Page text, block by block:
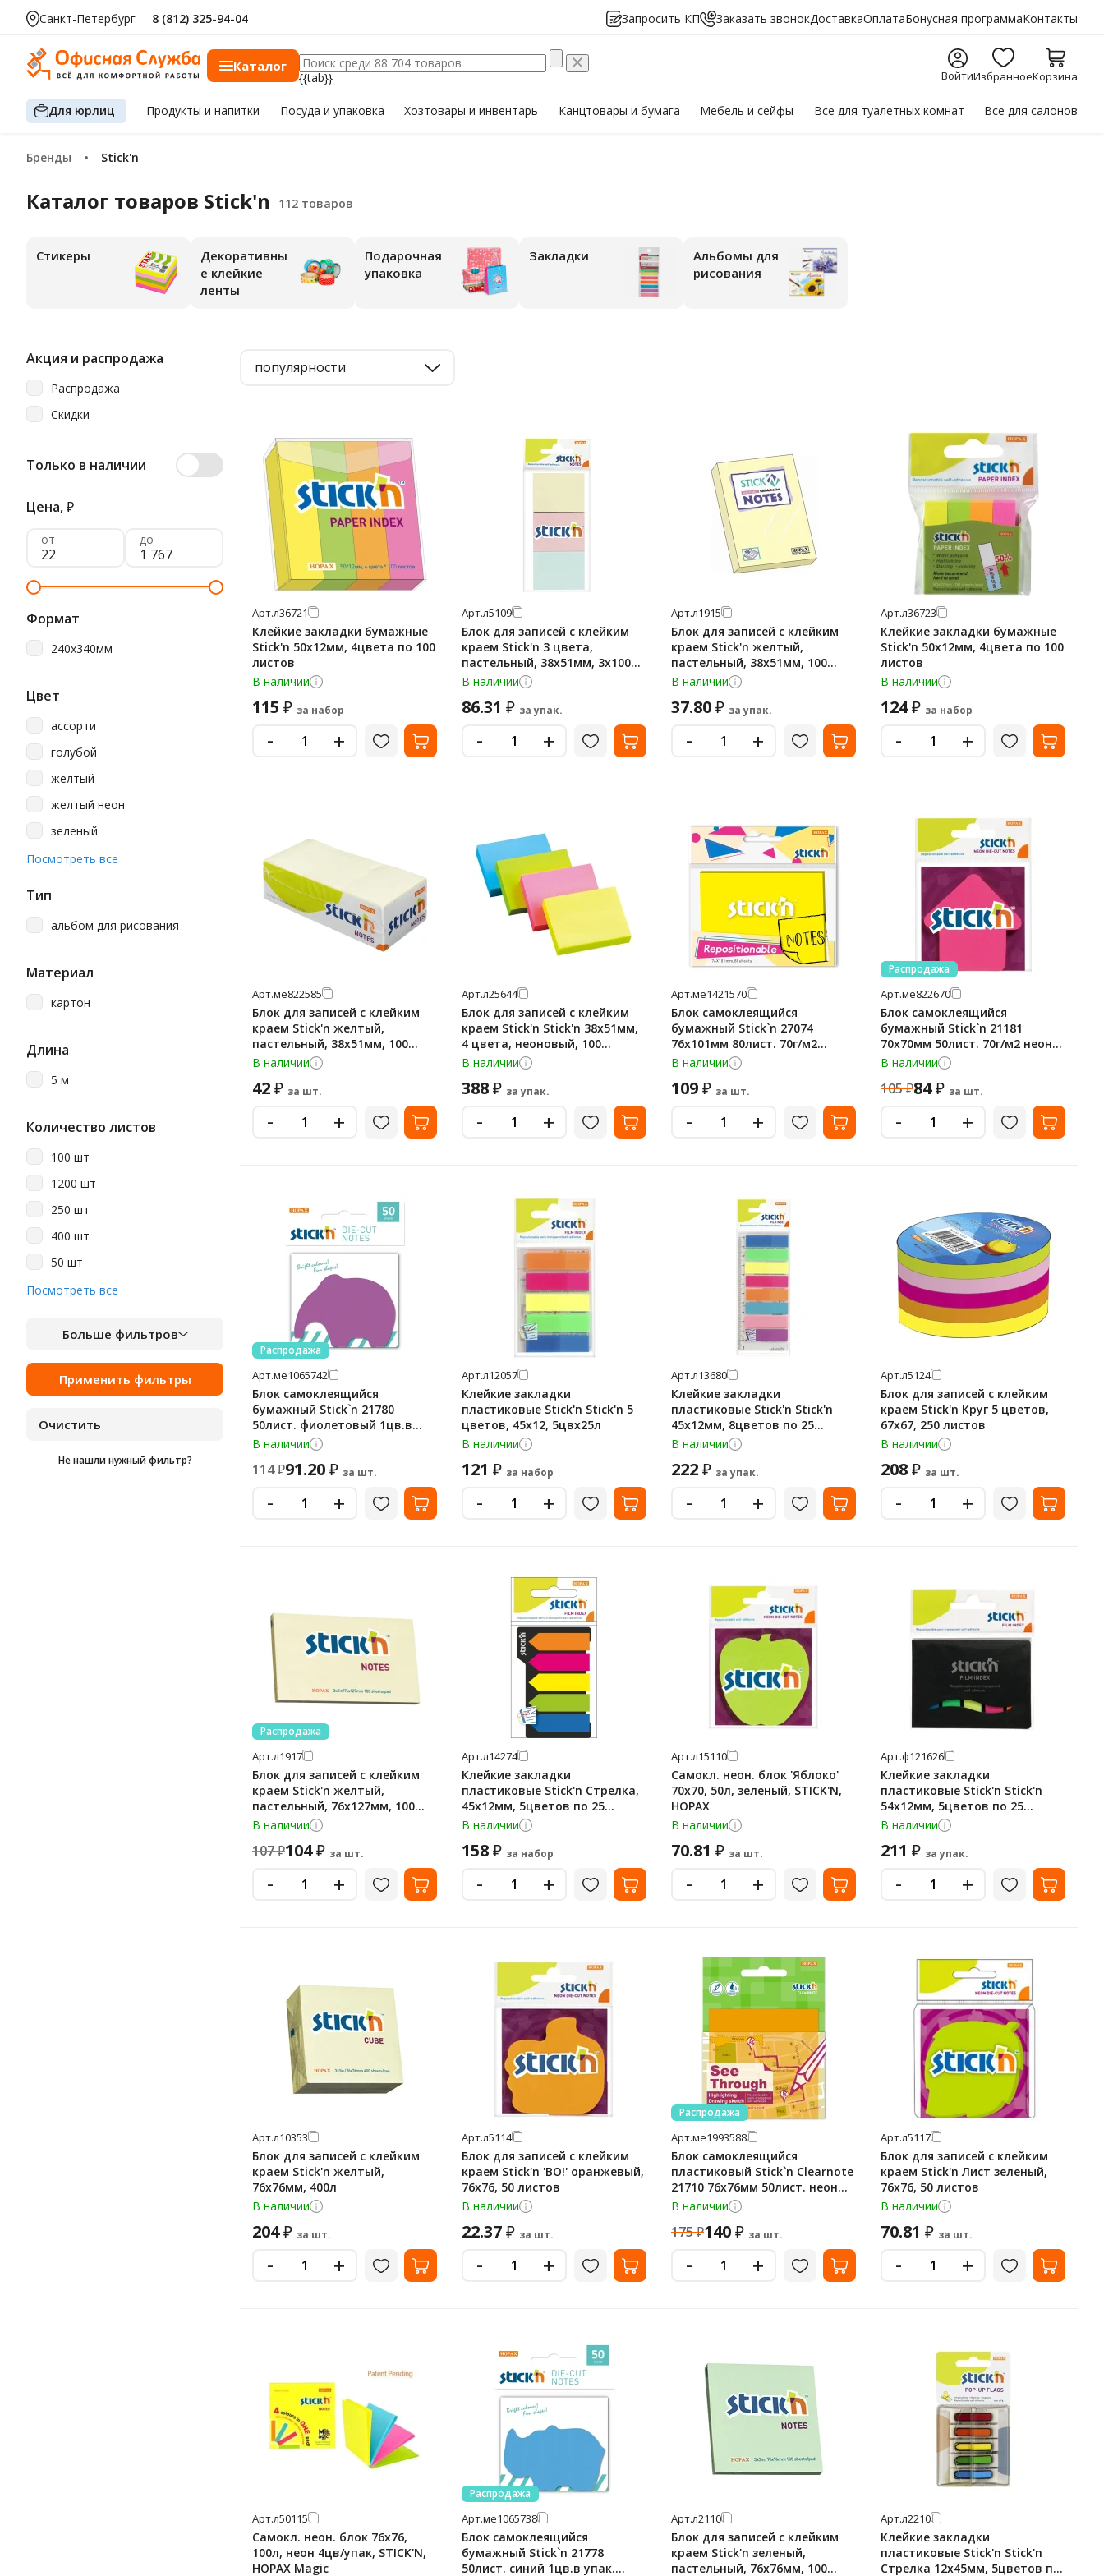
Санкт-Петербург 8 (812) 325-94-04 Запросить КП Заказать звонокДоставкаОплатаБонусная программаКонтакты
Каталог
{{tab}} ВойтиИзбранноеКорзина
Для юрлиц Продуктыи напитки Посуда и упаковка Хозтоварыи инвентарь Канцтовары и бумага Мебельи сейфы Все для туалетных комнат Все для салонов
Бренды Stick'n
Каталог товаров Stick'n
Стикеры
Декоративны
е клейкие
ленты
Подарочная
упаковка
Закладки
Альбомы для
рисования
Акция и распродажа
Распродажа
Скидки
Только в наличии
Цена,₽
от до
Формат
240х340мм
Цвет
ассорти
голубой
желтый
желтый неон
зеленый
малиновый
фиолетовый
Посмотреть все
Тип
альбом для рисования
Материал
картон
Длина
5 м
Количество листов
100 шт
1200 шт
250 шт
400 шт
50 шт
525 шт
Посмотреть все
Больше фильтров
Не нашли нужный фильтр?
популярности
Арт.л36721
Клейкие закладки бумажные
Stick'n 50х12мм, 4цвета по 100
листов
В наличии
115 ₽ за набор
- +
Арт.л5109
Блок для записей с клейким
краем Stick'n 3 цвета,
пастельный, 38x51мм, 3х100
листов
В наличии
86.31 ₽ за упак.
- +
Арт.л1915
Блок для записей с клейким
краем Stick'n желтый,
пастельный, 38x51мм, 100
листов
В наличии
37.80₽ за упак.
- +
Арт.л36723
Клейкие закладки бумажные
Stick'n 50х12мм, 4цвета по 100
листов
В наличии
124₽ за набор
- +
Арт.ме822585
Блок для записей с клейким
краем Stick'n желтый,
пастельный, 38x51мм, 100
листов
В наличии
42₽ за шт.
- +
Арт.л25644
Блок для записей с клейким
краем Stick'n Stick'n 38х51мм,
4 цвета, неоновый, 100
листов, 12 шт/уп
В наличии
388₽ за упак.
- +
Арт.ме1421570
Блок самоклеящийся
бумажный Stick`n 27074
76x101мм 80лист. 70г/м2
желтый неон 1цв.в упак.
В наличии
109₽ за шт.
- +
Распродажа
Арт.ме822670
Блок самоклеящийся
бумажный Stick`n 21181
70x70мм 50лист. 70г/м2 неон
малиновый вырубной
'стрелка' е
В наличии
105₽84₽ за шт.
- +
Распродажа
Арт.ме1065742
Блок самоклеящийся
бумажный Stick`n 21780
50лист. фиолетовый 1цв.в
упак. 'слон'
В наличии
114₽91.20₽ за шт.
- +
Арт.л12057
Клейкие закладки
пластиковые Stick'n Stick'n 5
цветов, 45х12, 5цвх25л
В наличии
121 ₽ за набор
- +
Арт.л13680
Клейкие закладки
пластиковые Stick'n Stick'n
45х12мм, 8цветов по 25
листов
В наличии
222₽ за упак.
- +
Арт.л5124
Блок для записей с клейким
краем Stick'n Круг 5 цветов,
67х67, 250 листов
В наличии
208₽ за шт.
- +
Распродажа
Арт.л1917
Блок для записей с клейким
краем Stick'n желтый,
пастельный, 76x127мм, 100
листов
В наличии
107₽104₽ за шт.
- +
Арт.л14274
Клейкие закладки
пластиковые Stick'n Стрелка,
45х12мм, 5цветов по 25
листов, неоновые
В наличии
158₽ за набор
- +
Арт.л15110
Самокл. неон. блок 'Яблоко'
70х70, 50л, зеленый, STICK'N,
HOPAX
В наличии
70.81 ₽ за шт.
- +
Арт.ф121626
Клейкие закладки
пластиковые Stick'n Stick'n
54х12мм, 5цветов по 25
листов
В наличии
211 ₽ за упак.
- +
Арт.л10353
Блок для записей с клейким
краем Stick'n желтый,
76х76мм, 400л
В наличии
204₽ за шт.
- +
Арт.л5114
Блок для записей с клейким
краем Stick'n 'ВО!' оранжевый,
76х76, 50 листов
В наличии
22.37₽ за шт.
- +
Распродажа
Арт.ме1993588
Блок самоклеящийся
пластиковый Stick`n Clearnote
21710 76x76мм 50лист. неон
оранжевый прозрачный
В наличии
175₽140₽ за шт.
- +
Арт.л5117
Блок для записей с клейким
краем Stick'n Лист зеленый,
76х76, 50 листов
В наличии
70.81 ₽ за шт.
- +
Арт.л50115
Самокл. неон. блок 76х76,
100л, неон 4цв/упак, STICK'N,
HOPAX Magic
Распродажа
Арт.ме1065738
Блок самоклеящийся
бумажный Stick`n 21778
50лист. синий 1цв.в упак.
Арт.л2110
Блок для записей с клейким
краем Stick'n зеленый,
пастельный, 76х76мм, 100
Арт.л2210
Клейкие закладки
пластиковые Stick'n Stick'n
Стрелка 12х45мм, 5цветов по